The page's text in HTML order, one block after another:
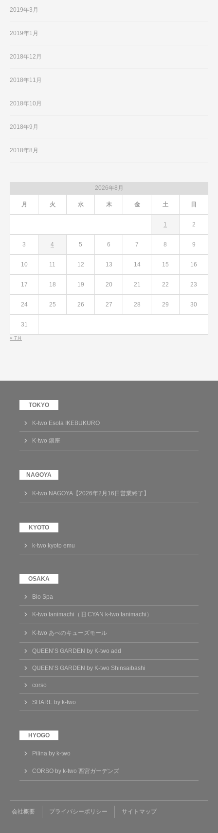
2019年3月
2019年1月
2018年12月
2018年11月
2018年10月
2018年9月
2018年8月
2026年8月
月 火 水 木 金 土 日
1 2
3 4 5 6 7 8 9
10 11 12 13 14 15 16
17 18 19 20 21 22 23
24 25 26 27 28 29 30
31
« 7月
K-two Esola IKEBUKURO
K-two 銀座
K-two NAGOYA【2026年2月16日営業終了】
k-two kyoto emu
Bio Spa
K-two tanimachi（旧 CYAN k-two tanimachi）
K-two あべのキューズモール
QUEEN’S GARDEN by K-two add
QUEEN’S GARDEN by K-two Shinsaibashi
corso
SHARE by k-two
Pilina by k-two
CORSO by k-two 西宮ガーデンズ
会社概要 プライバシーポリシー サイトマップ